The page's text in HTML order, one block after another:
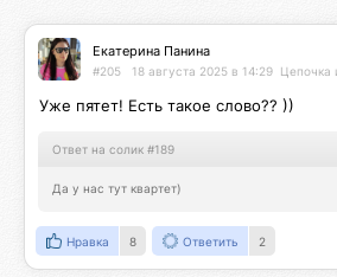
Екатерина Панина
#205 18 августа 2025 в 14:29 Цепочка
Уже пятет! Есть такое слово?? ))
Ответ на солик #189
Да у нас тут квартет)
Нравка 8 Ответить 2